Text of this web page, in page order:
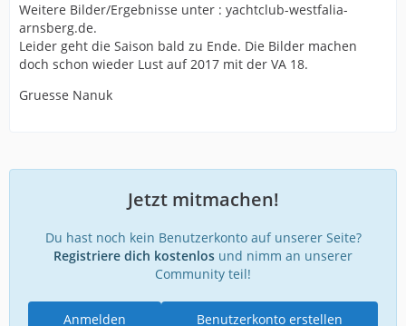
Weitere Bilder/Ergebnisse unter : yachtclub-westfalia-
arnsberg.de.
Leider geht die Saison bald zu Ende. Die Bilder machen
doch schon wieder Lust auf 2017 mit der VA 18.
Gruesse Nanuk
Jetzt mitmachen!
Du hast noch kein Benutzerkonto auf unserer Seite?
Registriere dich kostenlos und nimm an unserer
Community teil!
Benutzerkonto erstellen
Anmelden